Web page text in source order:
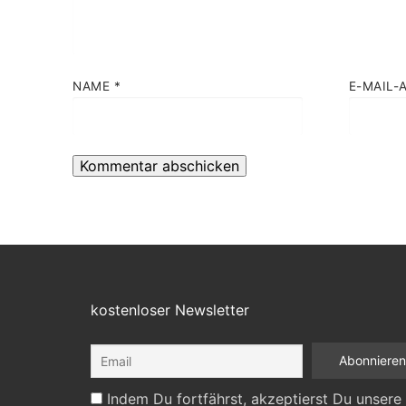
NAME * E-MAIL-
kostenloser Newsletter
Indem Du fortfährst, akzeptierst Du